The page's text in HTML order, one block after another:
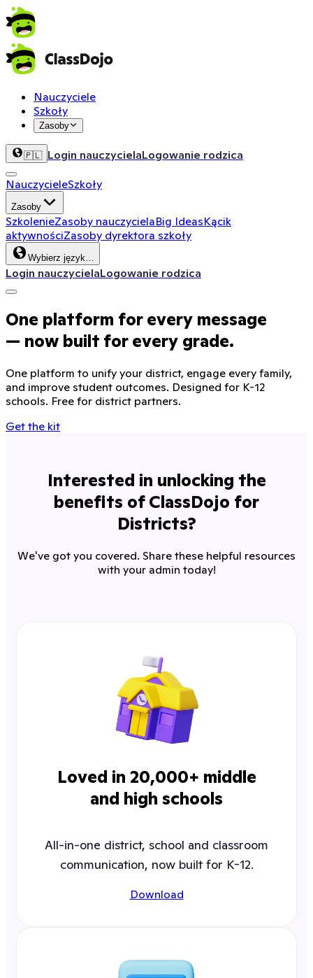
Nauczyciele
Szkoły
Zasoby
🇵🇱 Login nauczycielaLogowanie rodzica
NauczycieleSzkoły
Zasoby
SzkolenieZasoby nauczycielaBig IdeasKącik
aktywnościZasoby dyrektora szkoły
Wybierz język…
Login nauczycielaLogowanie rodzica
One platform for every message
— now built for every grade.
One platform to unify your district, engage every family,
and improve student outcomes. Designed for K-12
schools. Free for district partners.
Get the kit
Interested in unlocking the
benefits of ClassDojo for
Districts?
We've got you covered. Share these helpful resources
with your admin today!
Loved in 20,000+ middle
and high schools
All-in-one district, school and classroom
communication, now built for K-12.
Download